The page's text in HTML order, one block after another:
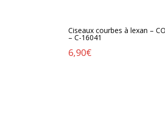
Ciseaux courbes à lexan –
– C-16041
6,90€